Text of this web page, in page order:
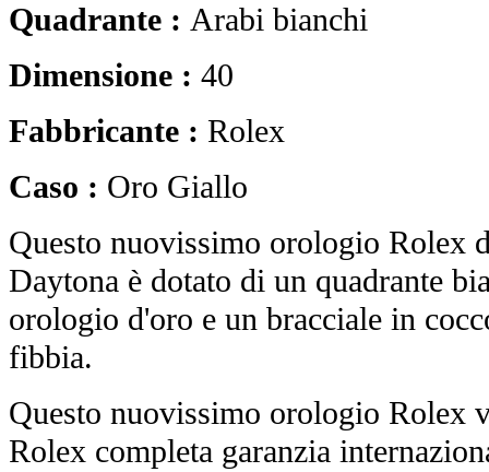
Quadrante : Arabi bianchi
Dimensione : 40
Fabbricante : Rolex
Caso : Oro Giallo
Questo nuovissimo orologio Rolex
Daytona è dotato di un quadrante
orologio d'oro e un bracciale in
fibbia.
Questo nuovissimo orologio Rolex
Rolex completa garanzia